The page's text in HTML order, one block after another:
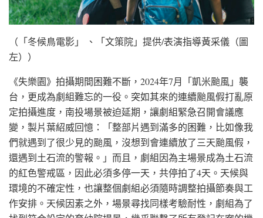
（「冬候鳥電影」 、「文策院」提供/表演指導黃采儀（圖
左））
《失樂園》拍攝期間困難不斷，2024年7月「凱米颱風」襲
台，更成為劇組難忘的一役。突如其來的連續颱風假打亂原
定拍攝進度，南投場景被迫延期，讓劇組緊急召開會議應
變，製片葉紹威回憶：「整部片遇到滿多的困難，比如像我
們就遇到了很少見的颱風，沒想到會連續放了三天颱風假，
還遇到土石流的警報。」而且，劇組因為主場景成為土石流
的紅色警戒區，因此必須多停一天，共停拍了4天。天候與
環境的不確定性，也讓整個劇組必須隨時調整拍攝節奏與工
作安排。天候因素之外，場景尋找同樣考驗耐性，劇組為了